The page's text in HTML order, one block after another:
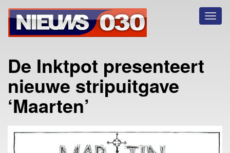
De Inktpot presenteert
nieuwe stripuitgave
‘Maarten’